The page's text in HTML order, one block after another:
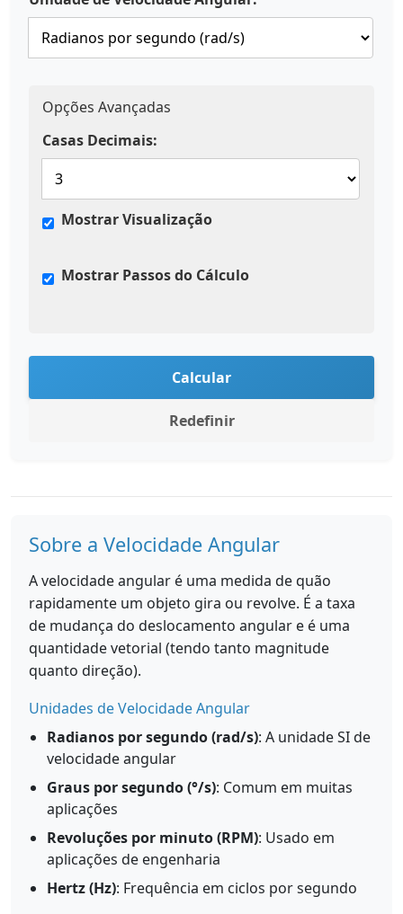
Opções Avançadas
Casas Decimais:
Mostrar Visualização
Mostrar Passos do Cálculo
Calcular
Redefinir
Sobre a Velocidade Angular
A velocidade angular é uma medida de quão
rapidamente um objeto gira ou revolve. É a taxa
de mudança do deslocamento angular e é uma
quantidade vetorial (tendo tanto magnitude
quanto direção).
Unidades de Velocidade Angular
Radianos por segundo (rad/s): A unidade SI de
velocidade angular
Graus por segundo (°/s): Comum em muitas
aplicações
Revoluções por minuto (RPM): Usado em
aplicações de engenharia
Hertz (Hz): Frequência em ciclos por segundo